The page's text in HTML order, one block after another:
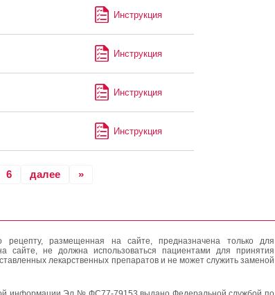
Инструкция
Инструкция
Инструкция
Инструкция
6 далее »
размещенная на сайте, предназначена только для
сайте, не должна использоваться пациентами для принятия
лекарственных препаратов и не может служить заменой